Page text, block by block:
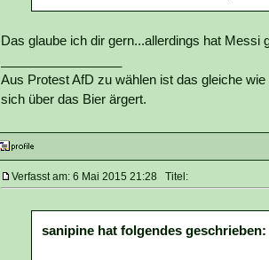
Das glaube ich dir gern...allerdings hat Messi
Aus Protest AfD zu wählen ist das gleiche
sich über das Bier ärgert.
Verfasst am: 6 Mai 2015 21:28 Titel:
sanipine hat folgendes geschrieben: